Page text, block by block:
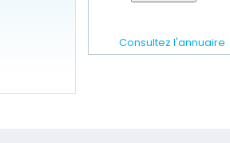
Consultez l'annuaire